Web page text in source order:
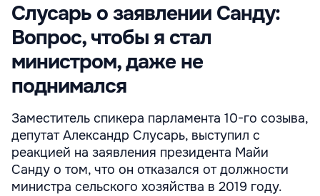
Слусарь о заявлении Санду:
Вопрос, чтобы я стал
министром, даже не
поднимался
Заместитель спикера парламента 10-го созыва,
депутат Александр Слусарь, выступил с
реакцией на заявления президента Майи
Санду о том, что он отказался от должности
министра сельского хозяйства в 2019 году.